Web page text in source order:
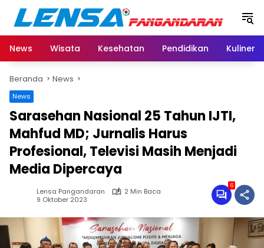
Langsung
konten
News
Wisata Kesehatan Pendidikan Kuliner
Beranda News
News
Sarasehan Nasional 25 Tahun IJTI,
Mahfud MD; Jurnalis Harus
Profesional, Televisi Masih Menjadi
Media Dipercaya
Lensa Pangandaran
2 Min Baca
9 Oktober 2023
6